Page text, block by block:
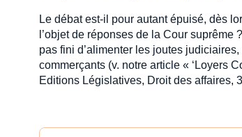
Le débat est-il pour autant épuisé, dès
l’objet de réponses de la Cour
pas fini d’alimenter les joutes
commerçants (v. notre article « ‘Loyers
Editions Législatives, Droit des affaires,